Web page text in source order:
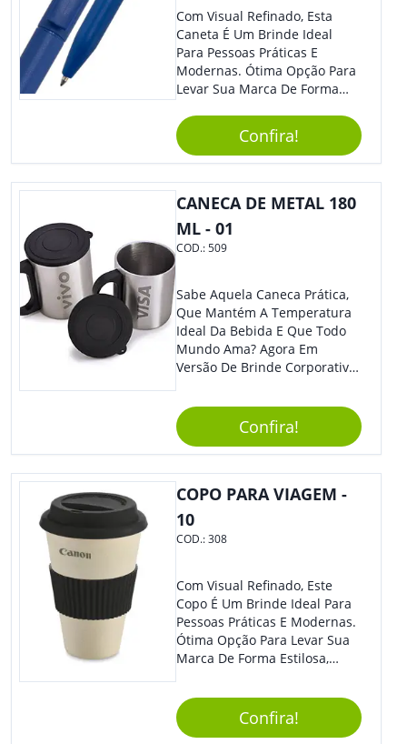
Com Visual Refinado, Esta
Caneta É Um Brinde Ideal
Para Pessoas Práticas E
Modernas. Ótima Opção Para
Levar Sua Marca De Forma
Sua Empresa Em Eventos,
Reuniões Corporativas Ou Até
Mesmo Para Presentear
Colaboradores.
Confira!
CANECA DE METAL 180
ML - 01
COD.:509
Sabe Aquela Caneca Prática,
Que Mantém A Temperatura
Ideal Da Bebida E Que Todo
Mundo Ama? Agora Em
Versão De Brinde Corporativo
Sua Marca Com Muito Estilo E
Acrescentar Ainda Mais
Praticidade À Eventos E Feiras
De Exposição.
Confira!
COPO PARA VIAGEM -
10
COD.:308
Com Visual Refinado, Este
Copo É Um Brinde Ideal Para
Pessoas Práticas E Modernas.
Ótima Opção Para Levar Sua
Marca De Forma Estilosa,
Empresa Em Eventos,
Reuniões Corporativas Ou Até
Mesmo Para Presentear
Confira!